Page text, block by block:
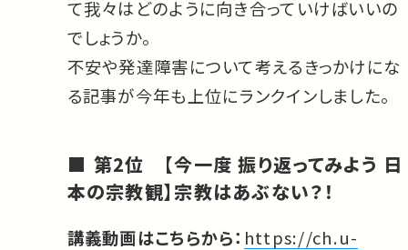
て我々はどのように向き合っていけばいいの
でしょうか。
不安や発達障害について考えるきっかけにな
る記事が今年も上位にランクインしました。
第2位 【今一度 振り返ってみよう 日
本の宗教観】宗教はあぶない？！
講義動画はこちらから： https://ch.u-